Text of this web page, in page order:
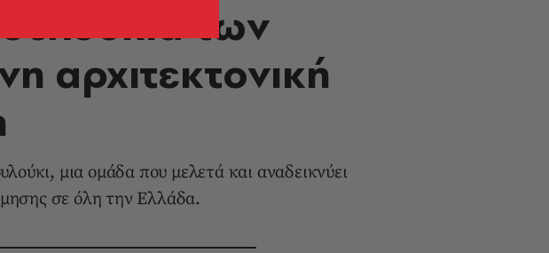
των
αρχιτεκτονική
μια ομάδα που μελετά και αναδεικνύει
σε όλη την Ελλάδα.